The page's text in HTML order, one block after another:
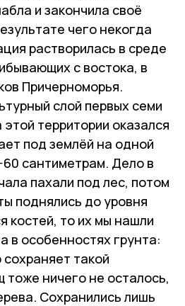
и закончила своё
чего некогда
растворилась в среде
с востока, в
Причерноморья.
слой первых семи
территории оказался
под землёй на одной
сантиметрам. Дело в
пахали под лес, потом
поднялись до уровня
костей, то их мы нашли
в особенностях грунта:
такой
ничего не осталось,
Сохранились лишь